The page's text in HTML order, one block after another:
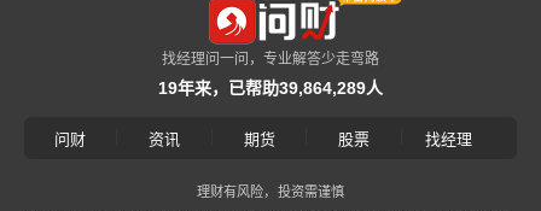
找经理问一问，专业解答少走弯路
19年来，已帮助39,864,289人
问财 资讯 期货 股票 找经理
理财有风险，投资需谨慎